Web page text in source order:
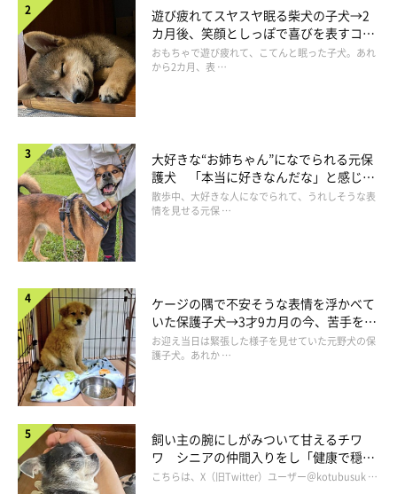
遊び疲れてスヤスヤ眠る柴犬の子犬→2
カ月後、笑顔としっぽで喜びを表すコに
成長！
おもちゃで遊び疲れて、こてんと眠った子犬。あれ
から2カ月、表 …
大好きな“お姉ちゃん”になでられる元保
護犬 「本当に好きなんだな」と感じる
表情にほっこり
散歩中、大好きな人になでられて、うれしそうな表
情を見せる元保 …
ケージの隅で不安そうな表情を浮かべて
いた保護子犬→3才9カ月の今、苦手を克
服し頼もしいコに成長！
お迎え当日は緊張した様子を見せていた元野犬の保
護子犬。あれか …
飼い主の腕にしがみついて甘えるチワ
ワ シニアの仲間入りをし「健康で穏や
かな暮らしが続いてほしい」と願う
こちらは、X（旧Twitter）ユーザー＠kotubusuk …